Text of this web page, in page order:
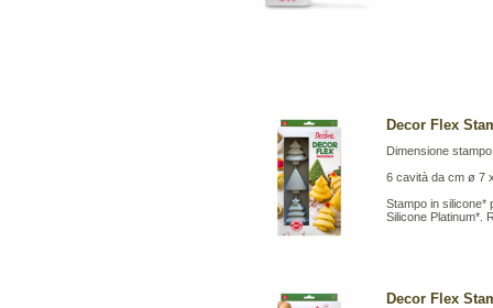
Decor Flex
Dimensione
6 cavità da cm ø 7
Stampo in silicone*
Silicone Platinum*.
Decor Flex